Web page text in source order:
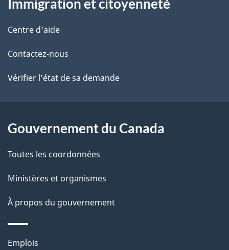
i
l
s
d
l
p
a
g
e
propos
de
ce
site
Immigration et citoyenneté
Centre d'aide
Contactez-nous
Vérifier l’état de sa demande
Gouvernement du Canada
Toutes les coordonnées
Ministères et organismes
À propos du gouvernement
Thèmes
Emplois